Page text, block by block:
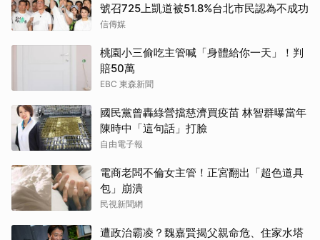
號召725上凱道被51.8%台北市民認為不成功
信傳媒
桃園小三偷吃主管喊「身體給你一天」！判
賠50萬
EBC 東森新聞
國民黨曾轟綠營擋慈濟買疫苗 林智群曝當年
陳時中「這句話」打臉
自由電子報
電商老闆不倫女主管！正宮翻出「超色道具
包」崩潰
民視新聞網
遭政治霸凌？魏嘉賢揭父親命危、住家水塔